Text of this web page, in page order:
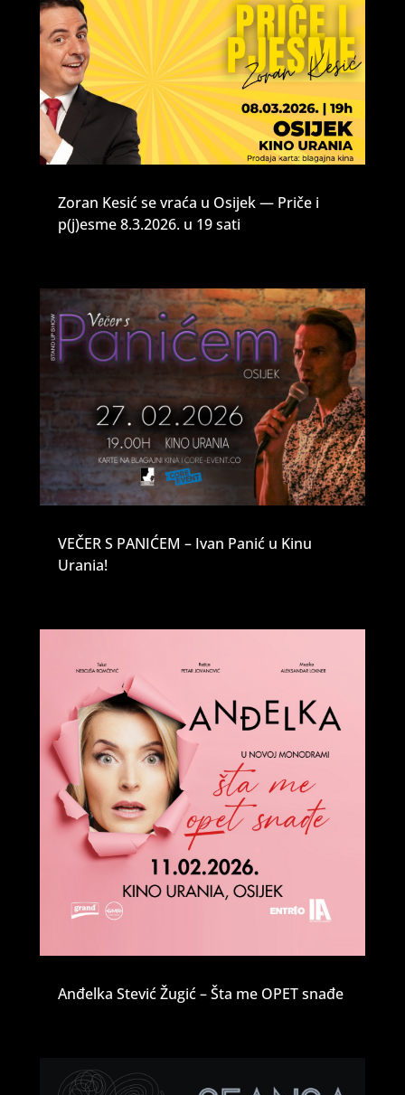
Zoran Kesić se vraća u Osijek — Priče i
p(j)esme 8.3.2026. u 19 sati
VEČER S PANIĆEM – Ivan Panić u Kinu
Urania!
Anđelka Stević Žugić – Šta me OPET snađe